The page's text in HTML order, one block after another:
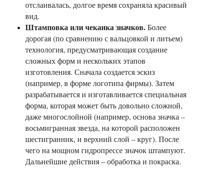
отслаивалась, долгое время сохраняла красивый
вид.
Штамповка или чеканка значков.Более
дорогая (по сравнению с вальцовкой и литьем)
технология, предусматривающая создание
сложных форм и нескольких этапов
изготовления. Сначала создается эскиз
(например, в форме логотипа фирмы). Затем
разрабатывается и изготавливается специальная
форма, которая может быть довольно сложной,
даже многослойной (например, основа значка –
восьмигранная звезда, на которой расположен
шестигранник, и верхний слой – круг). После
чего на мощном гидропрессе значок штампуют.
Дальнейшие действия – обработка и покраска.